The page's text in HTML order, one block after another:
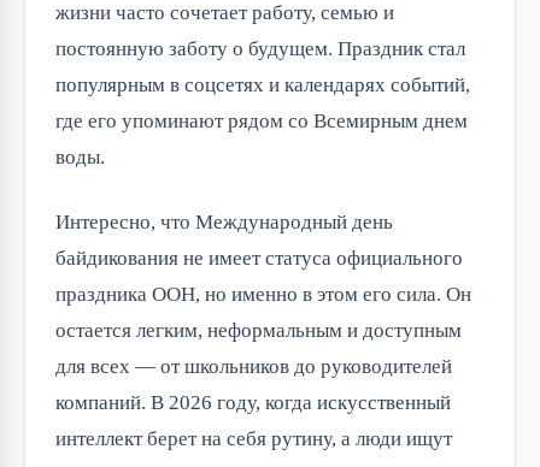
жизни часто сочетает работу, семью и
постоянную заботу о будущем. Праздник стал
популярным в соцсетях и календарях событий,
где его упоминают рядом со Всемирным днем
воды.
Интересно, что Международный день
байдикования не имеет статуса официального
праздника ООН, но именно в этом его сила. Он
остается легким, неформальным и доступным
для всех — от школьников до руководителей
компаний. В 2026 году, когда искусственный
интеллект берет на себя рутину, а люди ищут